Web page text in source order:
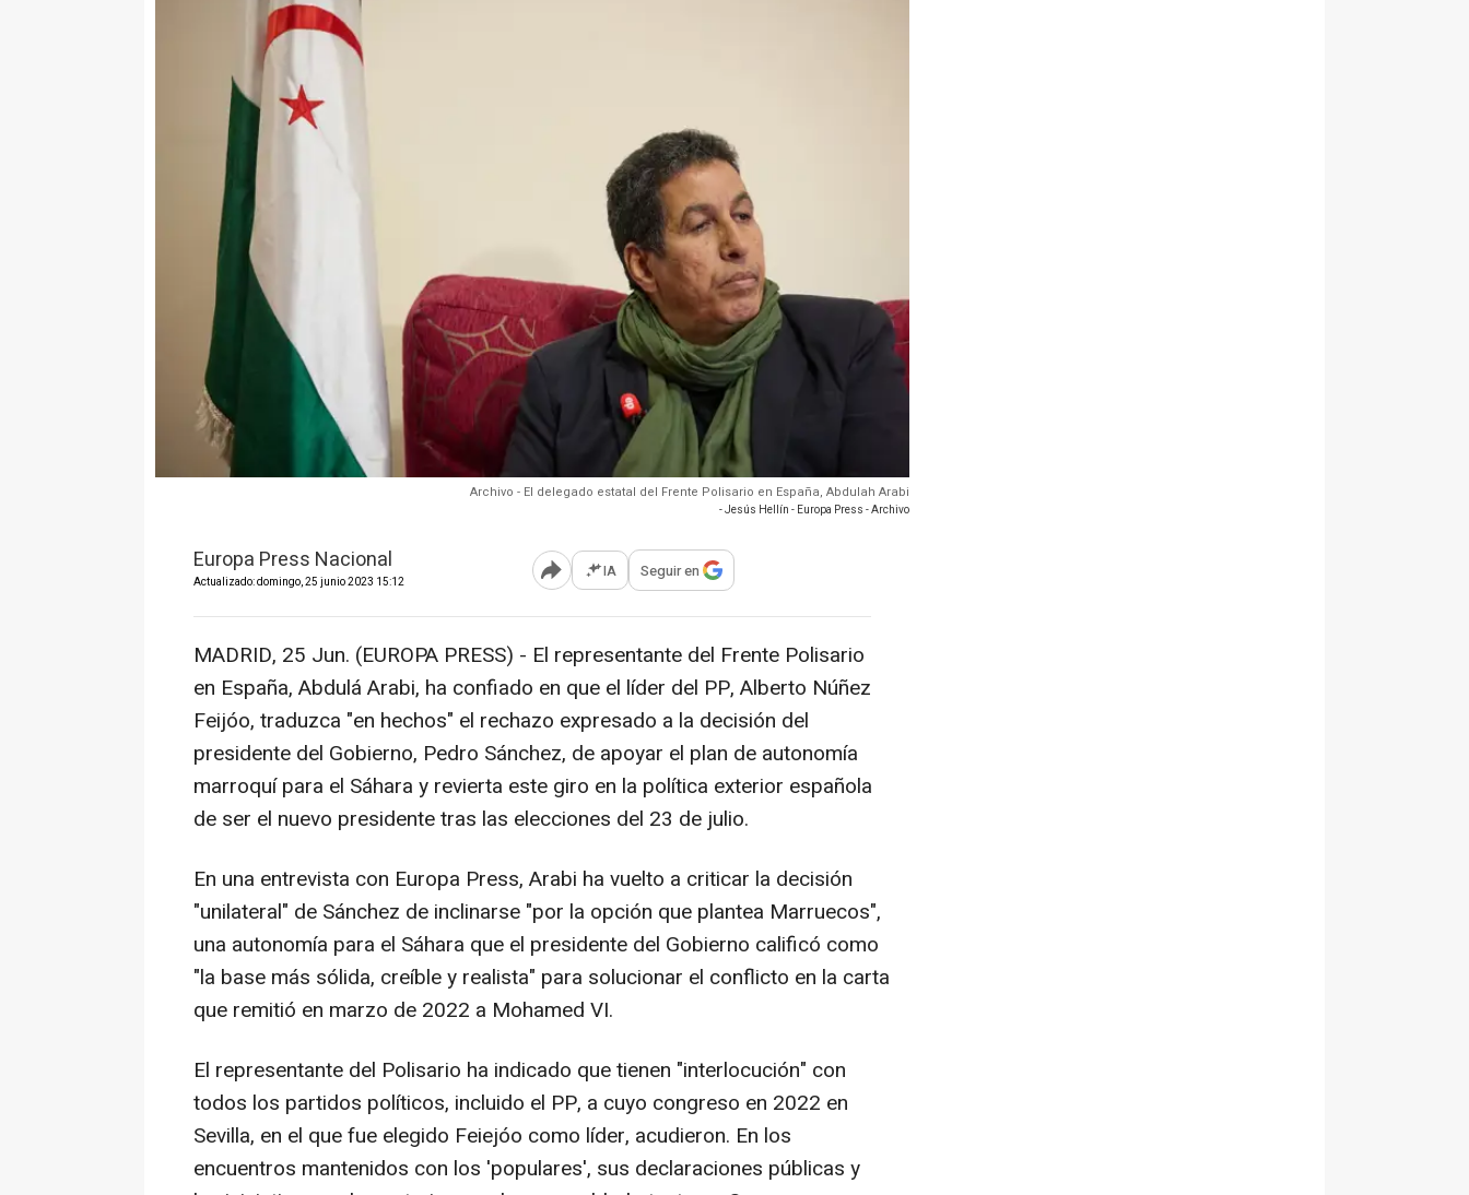
Archivo - El delegado estatal del Frente Polisario en España, Abdulah Arabi
- Jesús Hellín - Europa Press - Archivo
Europa Press Nacional
Actualizado: domingo, 25 junio 2023 15:12 Abrir opciones para compartir
IA Seguir en
MADRID, 25 Jun. (EUROPA PRESS) - El representante del Frente Polisario
en España, Abdulá Arabi, ha confiado en que el líder del PP, Alberto Núñez
Feijóo, traduzca "en hechos" el rechazo expresado a la decisión del
presidente del Gobierno, Pedro Sánchez, de apoyar el plan de autonomía
marroquí para el Sáhara y revierta este giro en la política exterior española
de ser el nuevo presidente tras las elecciones del 23 de julio.
En una entrevista con Europa Press, Arabi ha vuelto a criticar la decisión
"unilateral" de Sánchez de inclinarse "por la opción que plantea Marruecos",
una autonomía para el Sáhara que el presidente del Gobierno calificó como
"la base más sólida, creíble y realista" para solucionar el conflicto en la carta
que remitió en marzo de 2022 a Mohamed VI.
El representante del Polisario ha indicado que tienen "interlocución" con
todos los partidos políticos, incluido el PP, a cuyo congreso en 2022 en
Sevilla, en el que fue elegido Feiejóo como líder, acudieron. En los
encuentros mantenidos con los 'populares', sus declaraciones públicas y